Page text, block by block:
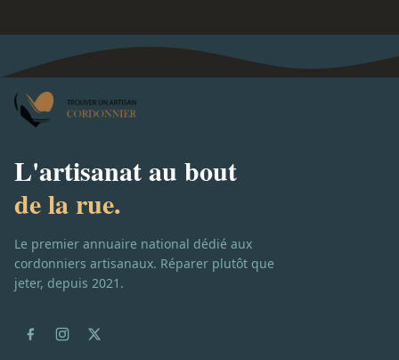
L'artisanat au bout
de la rue.
Le premier annuaire national dédié aux
cordonniers artisanaux. Réparer plutôt que
jeter, depuis 2021.